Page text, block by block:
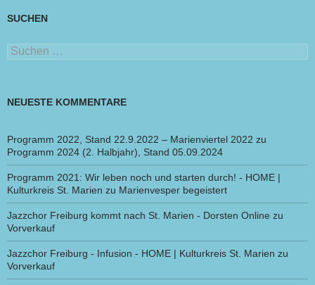
SUCHEN
Suchen
nach:
NEUESTE KOMMENTARE
Programm 2022, Stand 22.9.2022 – Marienviertel 2022 zu
Programm 2024 (2. Halbjahr), Stand 05.09.2024
Programm 2021: Wir leben noch und starten durch! - HOME |
Kulturkreis St. Marien zu Marienvesper begeistert
Jazzchor Freiburg kommt nach St. Marien - Dorsten Online zu
Vorverkauf
Jazzchor Freiburg - Infusion - HOME | Kulturkreis St. Marien zu
Vorverkauf